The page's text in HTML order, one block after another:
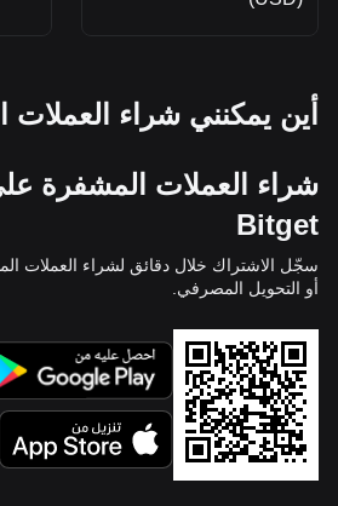
أين يمكنني شراء
شراء العملات المشفرة
Bitget
سجّل الاشتراك خلال دقائق لشراء العملات
أو التحويل المصرفي.